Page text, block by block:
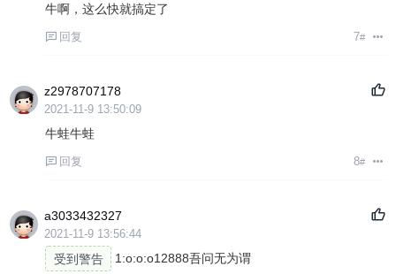
牛啊，这么快就搞定了
回复 7#
z2978707178
2021-11-9 13:50:09
牛蛙牛蛙
回复 8#
a3033432327
2021-11-9 13:56:44
受到警告 1:o:o:o12888吾问无为谓